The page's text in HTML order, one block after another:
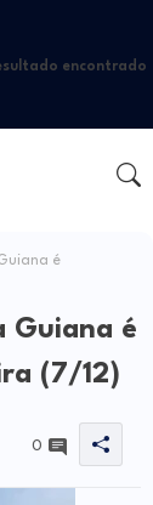
encontrado
é
Guiana é
(7/12)
0